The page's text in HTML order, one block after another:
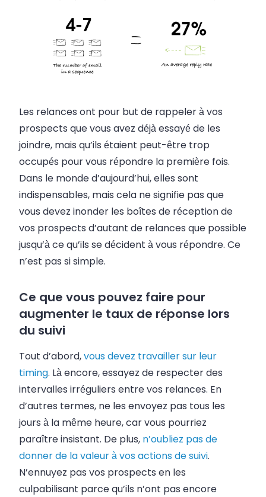
Les relances ont pour but de rappeler à vos
prospects que vous avez déjà essayé de les
joindre, mais qu’ils étaient peut-être trop
occupés pour vous répondre la première fois.
Dans le monde d’aujourd’hui, elles sont
indispensables, mais cela ne signifie pas que
vous devez inonder les boîtes de réception de
vos prospects d’autant de relances que possible
jusqu’à ce qu’ils se décident à vous répondre. Ce
n’est pas si simple.
Ce que vous pouvez faire pour
augmenter le taux de réponse lors
du suivi
Tout d’abord,vous devez travailler sur leur
timing. Là encore, essayez de respecter des
intervalles irréguliers entre vos relances. En
d’autres termes, ne les envoyez pas tous les
jours à la même heure, car vous pourriez
paraître insistant. De plus, n’oubliez pas de
donner de la valeur à vos actions de suivi.
N’ennuyez pas vos prospects en les
culpabilisant parce qu’ils n’ont pas encore